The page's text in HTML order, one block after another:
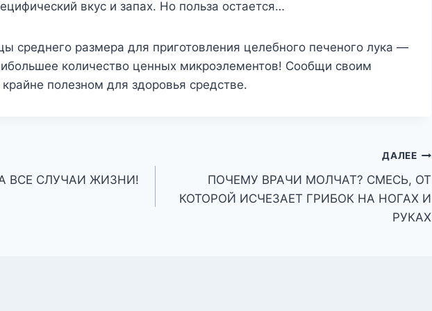
вкус и запах. Но польза остается…
среднего размера для приготовления целебного печеного лука —
количество ценных микроэлементов! Сообщи своим
полезном для здоровья средстве.
ВСЕ СЛУЧАИ ЖИЗНИ!
ДАЛЕЕ
ПОЧЕМУ ВРАЧИ МОЛЧАТ? СМЕСЬ, ОТ
КОТОРОЙ ИСЧЕЗАЕТ ГРИБОК НА НОГАХ И
РУКАХ